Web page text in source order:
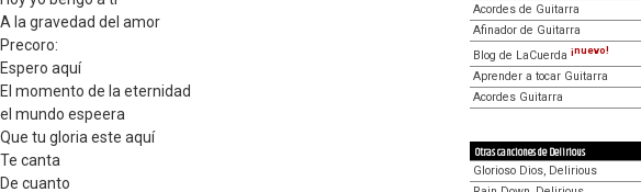
A la gravedad del amor
Precoro:
Espero aquí
El momento de la eternidad
el mundo espeera
Que tu gloria este aquí
Te canta
De cuanto
Acordes de Guitarra
Afinador de Guitarra
Blog de LaCuerda ¡nuevo!
Aprender a tocar Guitarra
Acordes Guitarra
Otras canciones de Delirious
Glorioso Dios, Delirious